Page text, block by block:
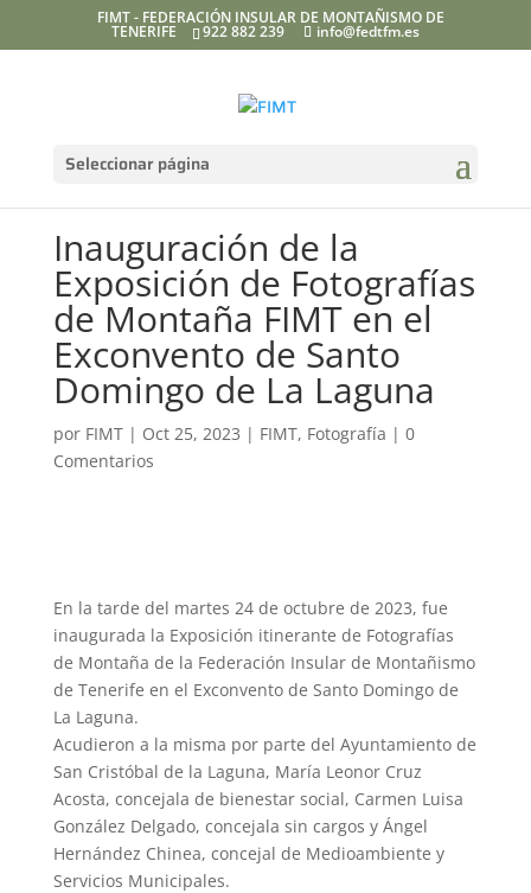
FIMT - FEDERACIÓN INSULAR DE MONTAÑISMO DE
TENERIFE 922 882 239 info@fedtfm.es
Seleccionar página
Inauguración de la
Exposición de Fotografías
de Montaña FIMT en el
Exconvento de Santo
Domingo de La Laguna
por FIMT| Oct 25, 2023 | FIMT, Fotografía | 0
Comentarios
En la tarde del martes 24 de octubre de 2023, fue
inaugurada la Exposición itinerante de Fotografías
de Montaña de la Federación Insular de Montañismo
de Tenerife en el Exconvento de Santo Domingo de
La Laguna.
Acudieron a la misma por parte del Ayuntamiento de
San Cristóbal de la Laguna, María Leonor Cruz
Acosta, concejala de bienestar social, Carmen Luisa
González Delgado, concejala sin cargos y Ángel
Hernández Chinea, concejal de Medioambiente y
Servicios Municipales.